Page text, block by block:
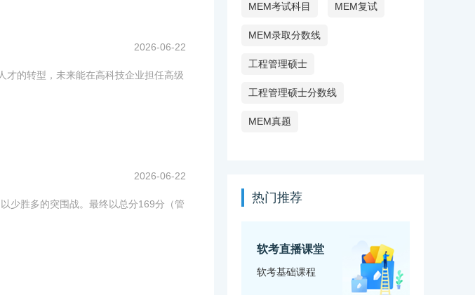
2026-06-22
才的转型，未来能在高科技企业担任高级
2026-06-22
少胜多的突围战。最终以总分169分（管
MEM考试科目 MEM复试
MEM录取分数线
工程管理硕士
工程管理硕士分数线
MEM真题
热门推荐
软考直播课堂
软考基础课程